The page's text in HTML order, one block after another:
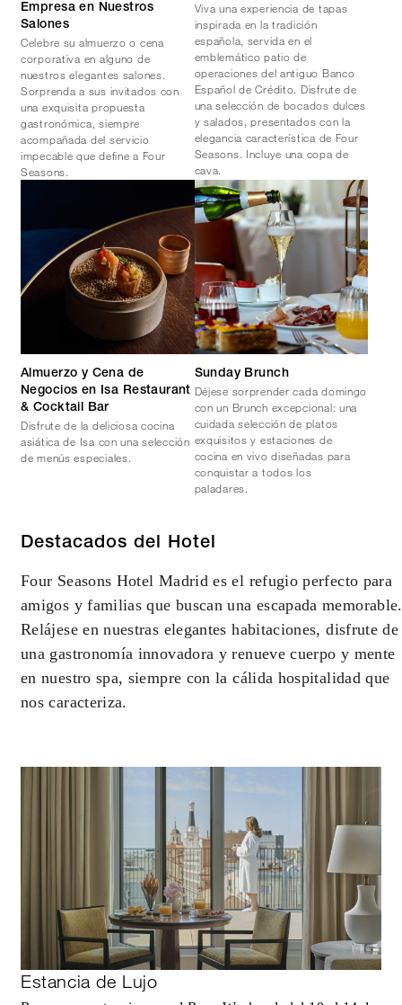
Empresa en Nuestros
Salones
Celebre su almuerzo o cena
corporativa en alguno de
nuestros elegantes salones.
Sorprenda a sus invitados con
una exquisita propuesta
gastronómica, siempre
acompañada del servicio
impecable que define a Four
Seasons.
Viva una experiencia de tapas
inspirada en la tradición
española, servida en el
emblemático patio de
operaciones del antiguo Banco
Español de Crédito. Disfrute de
una selección de bocados dulces
y salados, presentados con la
elegancia característica de Four
Seasons. Incluye una copa de
cava.
Almuerzo y Cena de
Negocios en Isa Restaurant
& Cocktail Bar
Disfrute de la deliciosa cocina
asiática de Isa con una selección
de menús especiales.
Sunday Brunch
Déjese sorprender cada domingo
con un Brunch excepcional: una
cuidada selección de platos
exquisitos y estaciones de
cocina en vivo diseñadas para
conquistar a todos los
paladares.
Destacados del Hotel
Four Seasons Hotel Madrid es el refugio perfecto para
amigos y familias que buscan una escapada memorable.
Relájese en nuestras elegantes habitaciones, disfrute de
una gastronomía innovadora y renueve cuerpo y mente
en nuestro spa, siempre con la cálida hospitalidad que
nos caracteriza.
Estancia de Lujo